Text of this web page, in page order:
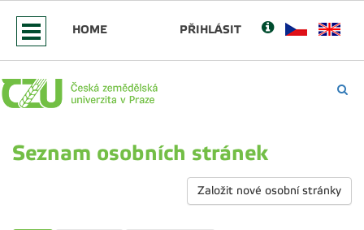
HOME PŘIHLÁSIT
Seznam osobních stránek
Založit nové osobní stránky